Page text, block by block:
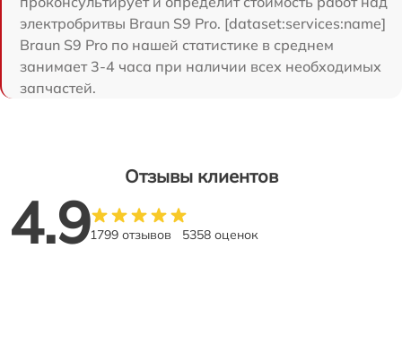
электробритвы Braun S9 Pro. [dataset:services:name]
Braun S9 Pro по нашей статистике в среднем
занимает 3-4 часа при наличии всех необходимых
запчастей.
Отзывы клиентов
4.91799 отзывов 5358 оценок